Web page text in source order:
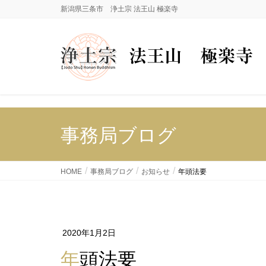
新潟県三条市 浄土宗 法王山 極楽寺
事務局ブログ
HOME 事務局ブログ お知らせ 年頭法要
2020年1月2日
年頭法要